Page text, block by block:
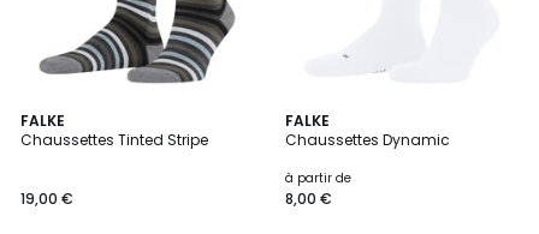
FALKE
Chaussettes Tinted Stripe
19,00 €
6
Couleurs
FALKE
Chaussettes Dynamic
à partir de
8,00 €
12
Couleurs